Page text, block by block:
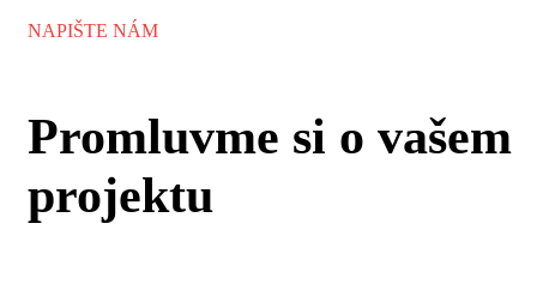
NAPIŠTE NÁM
Promluvme si o vašem
projektu